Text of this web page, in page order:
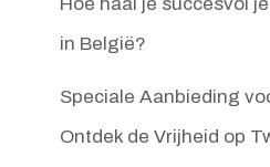
in België?
Speciale Aanbieding
Ontdek de Vrijheid op